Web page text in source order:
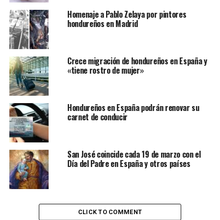
y experiencia en actividades como la siembra, cultivo,
cosecha y manejo de productos agrícolas.
Se espera que esta oportunidad no solo beneficie a los
trabajadores hondureños en términos de empleo y
desarrollo profesional, sino que también promueva el
intercambio cultural y fortalezca los lazos entre ambos
países.
Le puede interesar:Crece migración de hondureños
en España y «tiene rostro de mujer»
El proceso de selección de los 500 hondureños se llevará
a cabo de manera transparente y equitativa,
garantizando la igualdad de oportunidades para todos
los interesados en participar en esta experiencia laboral
en el extranjero.
Se valorará experiencia en el
Homenaje a Pablo Zelaya por pintores
hondureños en Madrid
Crece migración de hondureños en España y
«tiene rostro de mujer»
Hondureños en España podrán renovar su
carnet de conducir
San José coincide cada 19 de marzo con el
Día del Padre en España y otros países
CLICK TO COMMENT